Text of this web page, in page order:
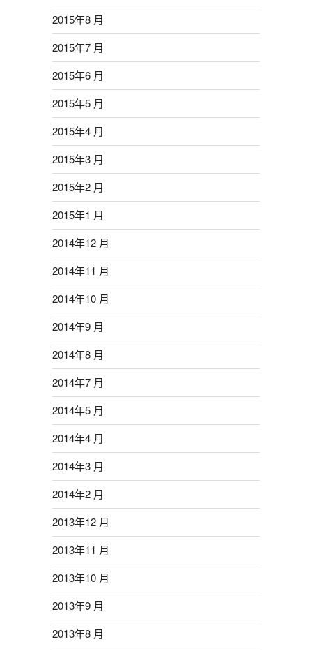
2015年8 月
2015年7 月
2015年6 月
2015年5 月
2015年4 月
2015年3 月
2015年2 月
2015年1 月
2014年12 月
2014年11 月
2014年10 月
2014年9 月
2014年8 月
2014年7 月
2014年5 月
2014年4 月
2014年3 月
2014年2 月
2013年12 月
2013年11 月
2013年10 月
2013年9 月
2013年8 月